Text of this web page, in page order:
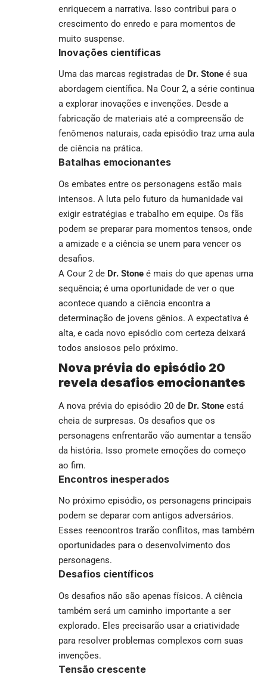
enriquecem a narrativa. Isso contribui para o
crescimento do enredo e para momentos de
muito suspense.
Inovações científicas
Uma das marcas registradas de Dr. Stone é sua
abordagem científica. Na Cour 2, a série continua
a explorar inovações e invenções. Desde a
fabricação de materiais até a compreensão de
fenômenos naturais, cada episódio traz uma aula
de ciência na prática.
Batalhas emocionantes
Os embates entre os personagens estão mais
intensos. A luta pelo futuro da humanidade vai
exigir estratégias e trabalho em equipe. Os fãs
podem se preparar para momentos tensos, onde
a amizade e a ciência se unem para vencer os
desafios.
A Cour 2 de Dr. Stone é mais do que apenas uma
sequência; é uma oportunidade de ver o que
acontece quando a ciência encontra a
determinação de jovens gênios. A expectativa é
alta, e cada novo episódio com certeza deixará
todos ansiosos pelo próximo.
Nova prévia do episódio 20
revela desafios emocionantes
A nova prévia do episódio 20 de Dr. Stone está
cheia de surpresas. Os desafios que os
personagens enfrentarão vão aumentar a tensão
da história. Isso promete emoções do começo
ao fim.
Encontros inesperados
No próximo episódio, os personagens principais
podem se deparar com antigos adversários.
Esses reencontros trarão conflitos, mas também
oportunidades para o desenvolvimento dos
personagens.
Desafios científicos
Os desafios não são apenas físicos. A ciência
também será um caminho importante a ser
explorado. Eles precisarão usar a criatividade
para resolver problemas complexos com suas
invenções.
Tensão crescente